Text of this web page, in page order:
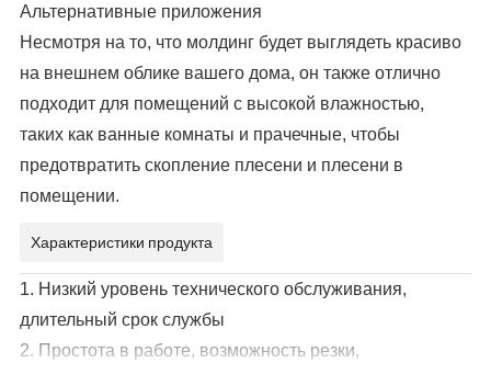
Альтернативные приложения
Несмотря на то, что молдинг будет выглядеть красиво
на внешнем облике вашего дома, он также отлично
подходит для помещений с высокой влажностью,
таких как ванные комнаты и прачечные, чтобы
предотвратить скопление плесени и плесени в
помещении.
Характеристики продукта
1. Низкий уровень технического обслуживания,
длительный срок службы
2. Простота в работе, возможность резки,